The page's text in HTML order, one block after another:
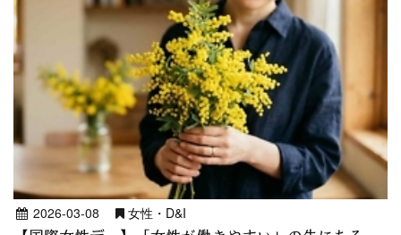
2026-03-08 女性・D&I